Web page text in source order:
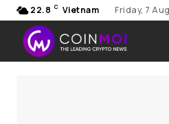
22.8 C Vietnam Friday, 7